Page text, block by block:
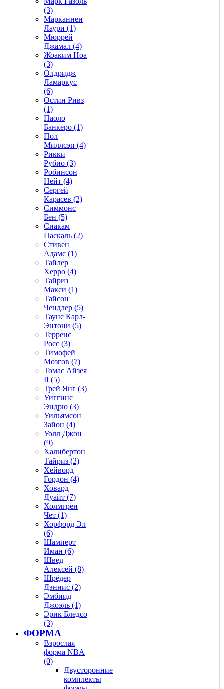
(3)
Марканнен
Лаури (1)
Мюррей
Джамал (4)
Жоаким Ноа
(3)
Олдридж
Ламаркус
(6)
Остин Ривз
(1)
Паоло
Банкеро (1)
Пол
Миллсэп (4)
Рикки
Рубио (3)
Робинсон
Нейт (4)
Сергей
Карасев (2)
Симмонс
Бен (5)
Сиакам
Паскаль (2)
Стивен
Адамс (1)
Тайлер
Херро (4)
Тайриз
Макси (1)
Тайсон
Чендлер (5)
Таунс Карл-
Энтони (5)
Терренс
Росс (3)
Тимофей
Мозгов (7)
Томас Айзея
II (5)
Трей Янг (3)
Уиггинс
Эндрю (3)
Уильямсон
Зайон (4)
Уолл Джон
(9)
Халибертон
Тайриз (2)
Хейворд
Гордон (4)
Ховард
Дуайт (7)
Холмгрен
Чет (1)
Хорфорд Эл
(6)
Шамперт
Иман (6)
Швед
Алексей (8)
Шрёдер
Дэннис (2)
Эмбиид
Джоэль (1)
Эрик Бледсо
(3)
ФОРМА
Взрослая
форма NBA
(0)
Двусторонние
комплекты